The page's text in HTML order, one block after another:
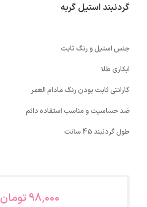
گردنبند استیل گربه
جنس استیل و رنگ ثابت
ابکاری طلا
گارانتی ثابت بودن رنگ مادام العمر
ضد حساسیت و مناسب استفاده دائم
طول گردنبند 45 سانت
98,000تومان